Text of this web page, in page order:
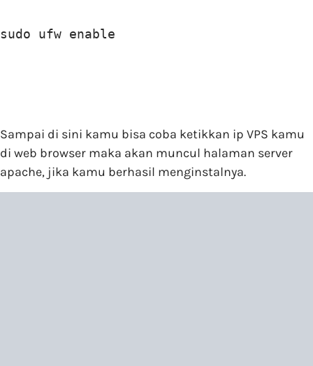
sudo ufw enable
Sampai di sini kamu bisa coba ketikkan ip VPS kamu
di web browser maka akan muncul halaman server
apache, jika kamu berhasil menginstalnya.